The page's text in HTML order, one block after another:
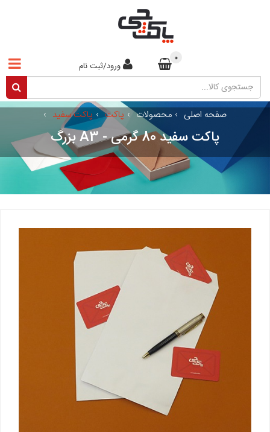
ورود/ثبت نام
0
صفحه اصلی › محصولات › پاکت › پاکت سفید ›
پاکت سفید 80 گرمی - A3 بزرگ